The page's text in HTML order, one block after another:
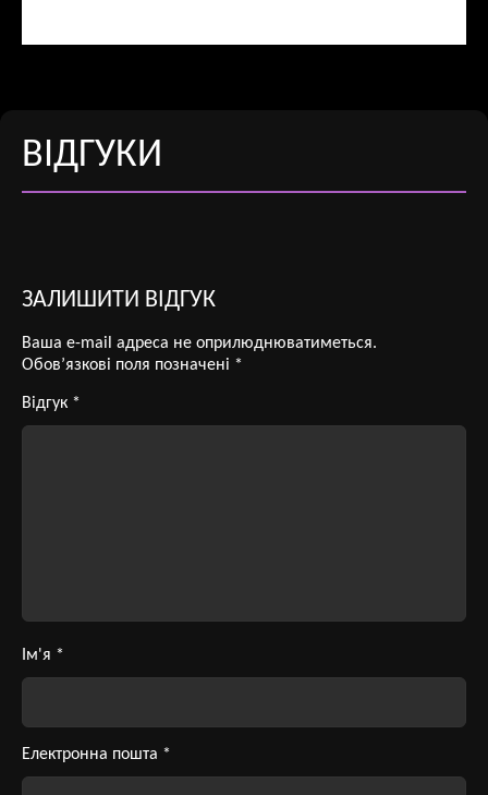
ВІДГУКИ
ЗАЛИШИТИ ВІДГУК
Ваша e-mail адреса не оприлюднюватиметься.
Обов’язкові поля позначені *
Відгук *
Ім'я *
Електронна пошта *